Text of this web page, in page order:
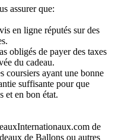
assurer que:
en ligne réputés sur des
obligés de payer des taxes
du cadeau.
coursiers ayant une bonne
suffisante pour que
et en bon état.
de
de Ballons ou autres